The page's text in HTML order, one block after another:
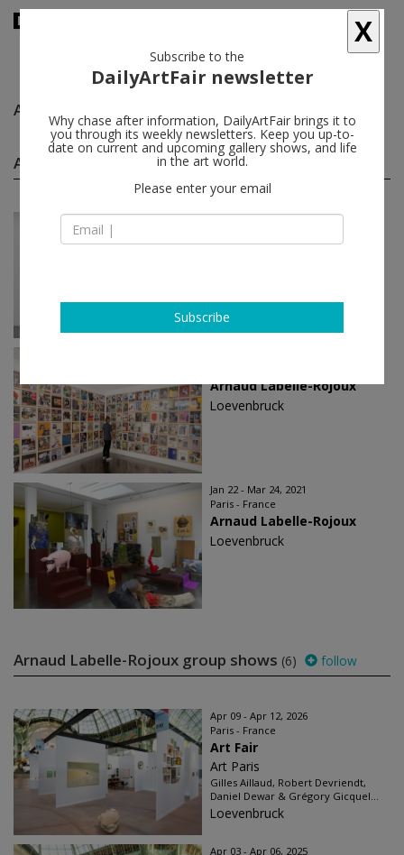
Arnaud Labelle-Rojoux
Arnaud Labelle-Rojoux solo shows
Mar 28 - May 31, 2025
Arnaud Labelle-Rojoux
Arnaud Labelle-Rojoux
Loevenbruck
Jan 22 - Mar 24, 2021
Paris - France
Arnaud Labelle-Rojoux
Loevenbruck
Arnaud Labelle-Rojoux group shows (6) follow
Apr 09 - Apr 12, 2026
Paris - France
Art Fair
Art Paris
Gilles Aillaud, Robert Devriendt,
Daniel Dewar & Grégory Gicquel...
Loevenbruck
Apr 03 - Apr 06, 2025
X
Subscribe to the
DailyArtFair newsletter
Why chase after information, DailyArtFair brings it to
you through its weekly newsletters. Keep you up-to-
date on current and upcoming gallery shows, and life
in the art world.
Please enter your email
Subscribe